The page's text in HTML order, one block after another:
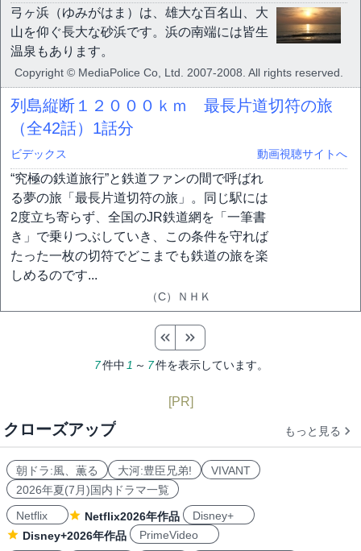
弓ヶ浜（ゆみがはま）は、雄大な百名山、大
山を仰ぐ長大な砂浜です。浜の南端には皆生
温泉もあります。
Copyright © MediaPolice Co, Ltd. 2007-2008. All rights reserved.
列島縦断１２０００ｋｍ 最長片道切符の旅
（全42話） 1話分
ビデックス 動画視聴サイトへ
“究極の鉄道旅行”と鉄道ファンの間で呼ばれ
る夢の旅「最長片道切符の旅」。同じ駅には
2度立ち寄らず、全国のJR鉄道網を「一筆書
き」で乗りつぶしていき、この条件を守れば
たった一枚の切符でどこまでも鉄道の旅を楽
しめるのです...
（C）ＮＨＫ
7件中 1 ～ 7件を表示しています。
[PR]
クローズアップ もっと見る
朝ドラ:風、薫る 大河:豊臣兄弟!
VIVANT
2026年夏(7月)国内ドラマ一覧
Netflix
Netflix2026年作品
Disney+
Disney+2026年作品
PrimeVideo